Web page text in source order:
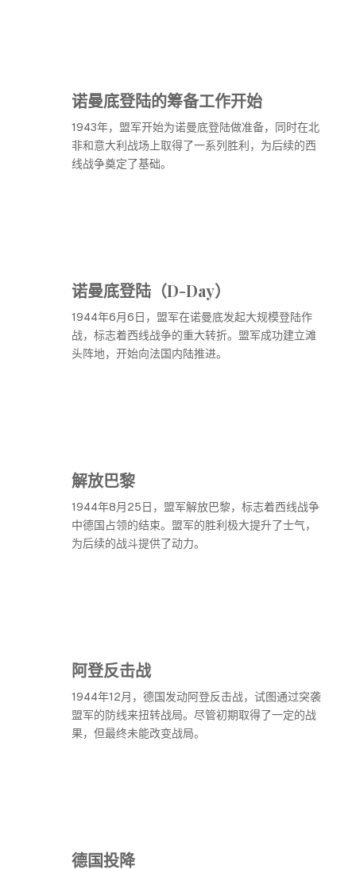
诺曼底登陆的筹备工作开始
1943年，盟军开始为诺曼底登陆做准备，同时在北
非和意大利战场上取得了一系列胜利，为后续的西
线战争奠定了基础。
诺曼底登陆（D-Day）
1944年6月6日，盟军在诺曼底发起大规模登陆作
战，标志着西线战争的重大转折。盟军成功建立滩
头阵地，开始向法国内陆推进。
解放巴黎
1944年8月25日，盟军解放巴黎，标志着西线战争
中德国占领的结束。盟军的胜利极大提升了士气，
为后续的战斗提供了动力。
阿登反击战
1944年12月，德国发动阿登反击战，试图通过突袭
盟军的防线来扭转战局。尽管初期取得了一定的战
果，但最终未能改变战局。
德国投降